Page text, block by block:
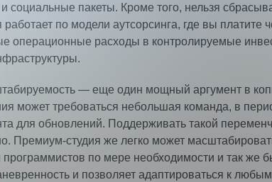
социальные пакеты. Кроме того, нельзя
по модели аутсорсинга, где вы
операционные расходы в контролируемые
— еще один мощный аргумент в
может требоваться небольшая команда, в
для обновлений. Поддерживать такой
Премиум-студия же легко может
по мере необходимости и так же
и позволяет адаптироваться к